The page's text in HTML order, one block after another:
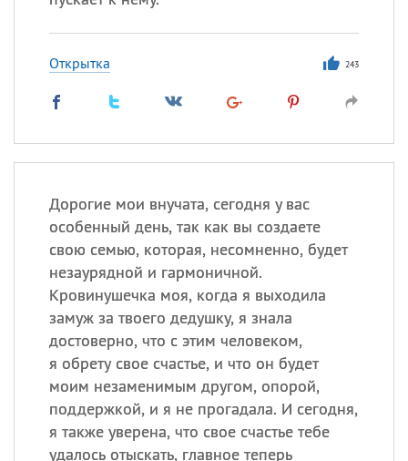
Открытка 243
Дорогие мои внучата, сегодня у вас
особенный день, так как вы создаете
свою семью, которая, несомненно, будет
незаурядной и гармоничной.
Кровинушечка моя, когда я выходила
замуж за твоего дедушку, я знала
достоверно, что с этим человеком,
я обрету свое счастье, и что он будет
моим незаменимым другом, опорой,
поддержкой, и я не прогадала. И сегодня,
я также уверена, что свое счастье тебе
удалось отыскать, главное теперь